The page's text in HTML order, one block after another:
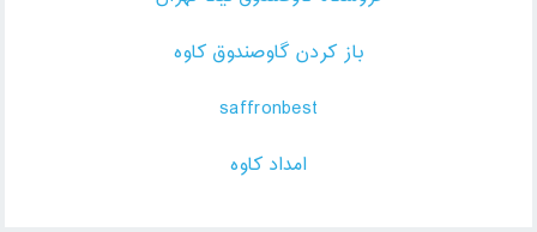
باز کردن گاوصندوق کاوه
saffronbest
امداد کاوه